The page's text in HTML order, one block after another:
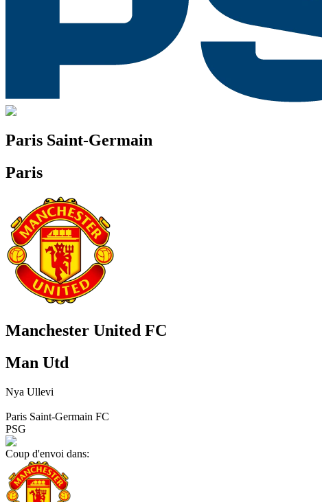
Paris Saint-Germain
Paris
Manchester United FC
Man Utd
Nya Ullevi
Paris Saint-Germain FC
PSG
Coup d'envoi dans: